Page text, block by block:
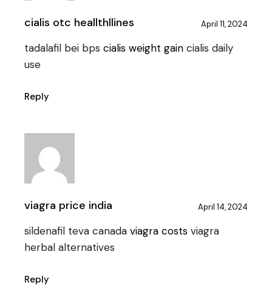
cialis otc heallthllines April 11, 2024
tadalafil bei bps cialis weight gain cialis daily
use
Reply
viagra price india April 14, 2024
sildenafil teva canada viagra costs viagra
herbal alternatives
Reply